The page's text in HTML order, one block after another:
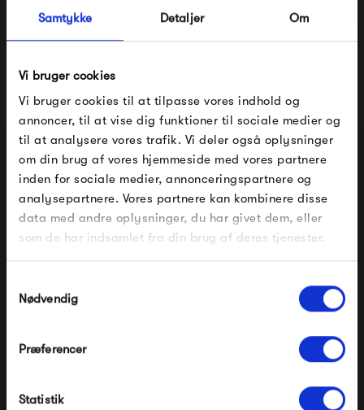
Samtykke Detaljer Om
Vi bruger cookies
Vi bruger cookies til at tilpasse vores indhold og
annoncer, til at vise dig funktioner til sociale medier og
til at analysere vores trafik. Vi deler også oplysninger
om din brug af vores hjemmeside med vores partnere
inden for sociale medier, annonceringspartnere og
analysepartnere. Vores partnere kan kombinere disse
data med andre oplysninger, du har givet dem, eller
som de har indsamlet fra din brug af deres tjenester.
Nødvendig
Præferencer
Statistik
Award. Her får unge designstuderende og nyuddannede
designere mulighed for at blive en del af Muutos sortiment,
da der kommer nogle rigtigt flotte designs ud af det.
Muuto Talent Award har blandt andet givet os den smukke
Nerd-stol og den innovative Pull Lamp.
Se alle varer fra Muuto
FÅ 10% PÅ DIN NÆSTE ORDRE
Indtast din e-mail, så sender vi rabatkoden til dig på
mail. Minimumsbeløb er 499 kr. for at indløse
rabatten.
Gælder ikke på produkter fra Fermob, File Under
*Ved at tilmelde dig accepterer du at modtage e-